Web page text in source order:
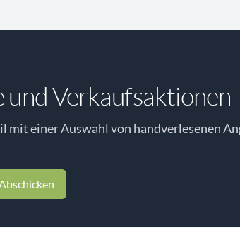
und Verkaufsaktionen
mit einer Auswahl von handverlesenen
Abschicken